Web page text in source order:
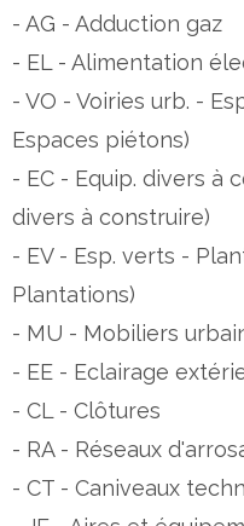
- AG - Adduction gaz
- EL - Alimentation
- VO - Voiries urb. -
Espaces piétons)
- EC - Equip. divers à
divers à construire)
- EV - Esp. verts -
Plantations)
- MU - Mobiliers
- EE - Eclairage
- CL - Clôtures
- RA - Réseaux
- CT - Caniveaux